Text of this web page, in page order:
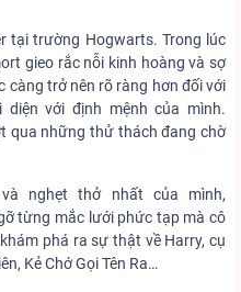
tại trường Hogwarts. Trong lúc
gieo rắc nỗi kinh hoàng và sợ
càng trở nên rõ ràng hơn đối với
với định mệnh của mình.
qua những thử thách đang chờ
nghẹt thở nhất của mình,
từng mắc lưới phức tạp mà cô
phá ra sự thật về Harry, cụ
Kẻ Chớ Gọi Tên Ra…